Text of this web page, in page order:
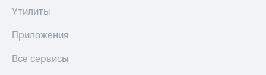
Утилиты
Приложения
Все сервисы